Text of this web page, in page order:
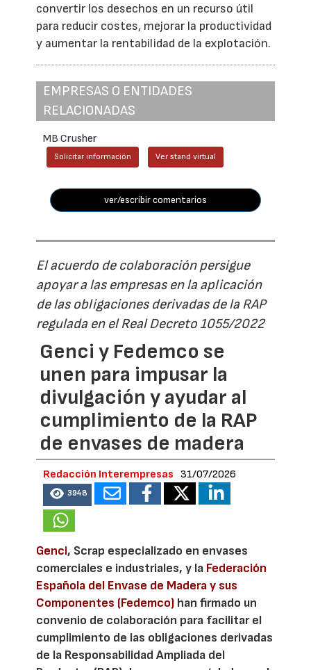
convertir los desechos en un recurso útil
para reducir costes, mejorar la productividad
y aumentar la rentabilidad de la explotación.
EMPRESAS O ENTIDADES
RELACIONADAS
MB Crusher
Solicitar información Ver stand virtual
ver/escribir comentarios
El acuerdo de colaboración persigue
apoyar a las empresas en la aplicación
de las obligaciones derivadas de la RAP
regulada en el Real Decreto 1055/2022
Genci y Fedemco se
unen para impusar la
divulgación y ayudar al
cumplimiento de la RAP
de envases de madera
Redacción Interempresas 31/07/2026
3948
Genci, Scrap especializado en envases
comerciales e industriales, y la Federación
Española del Envase de Madera y sus
Componentes (Fedemco) han firmado un
convenio de colaboración para facilitar el
cumplimiento de las obligaciones derivadas
de la Responsabilidad Ampliada del